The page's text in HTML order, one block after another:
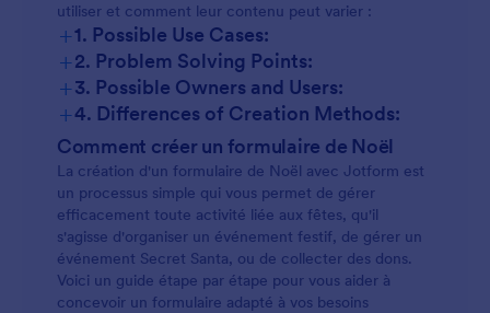
utiliser et comment leur contenu peut varier :
+1. Possible Use Cases:
+2. Problem Solving Points:
+3. Possible Owners and Users:
+4. Differences of Creation Methods:
Comment créer un formulaire de Noël
La création d'un formulaire de Noël avec Jotform est
un processus simple qui vous permet de gérer
efficacement toute activité liée aux fêtes, qu'il
s'agisse d'organiser un événement festif, de gérer un
événement Secret Santa, ou de collecter des dons.
Voici un guide étape par étape pour vous aider à
concevoir un formulaire adapté à vos besoins